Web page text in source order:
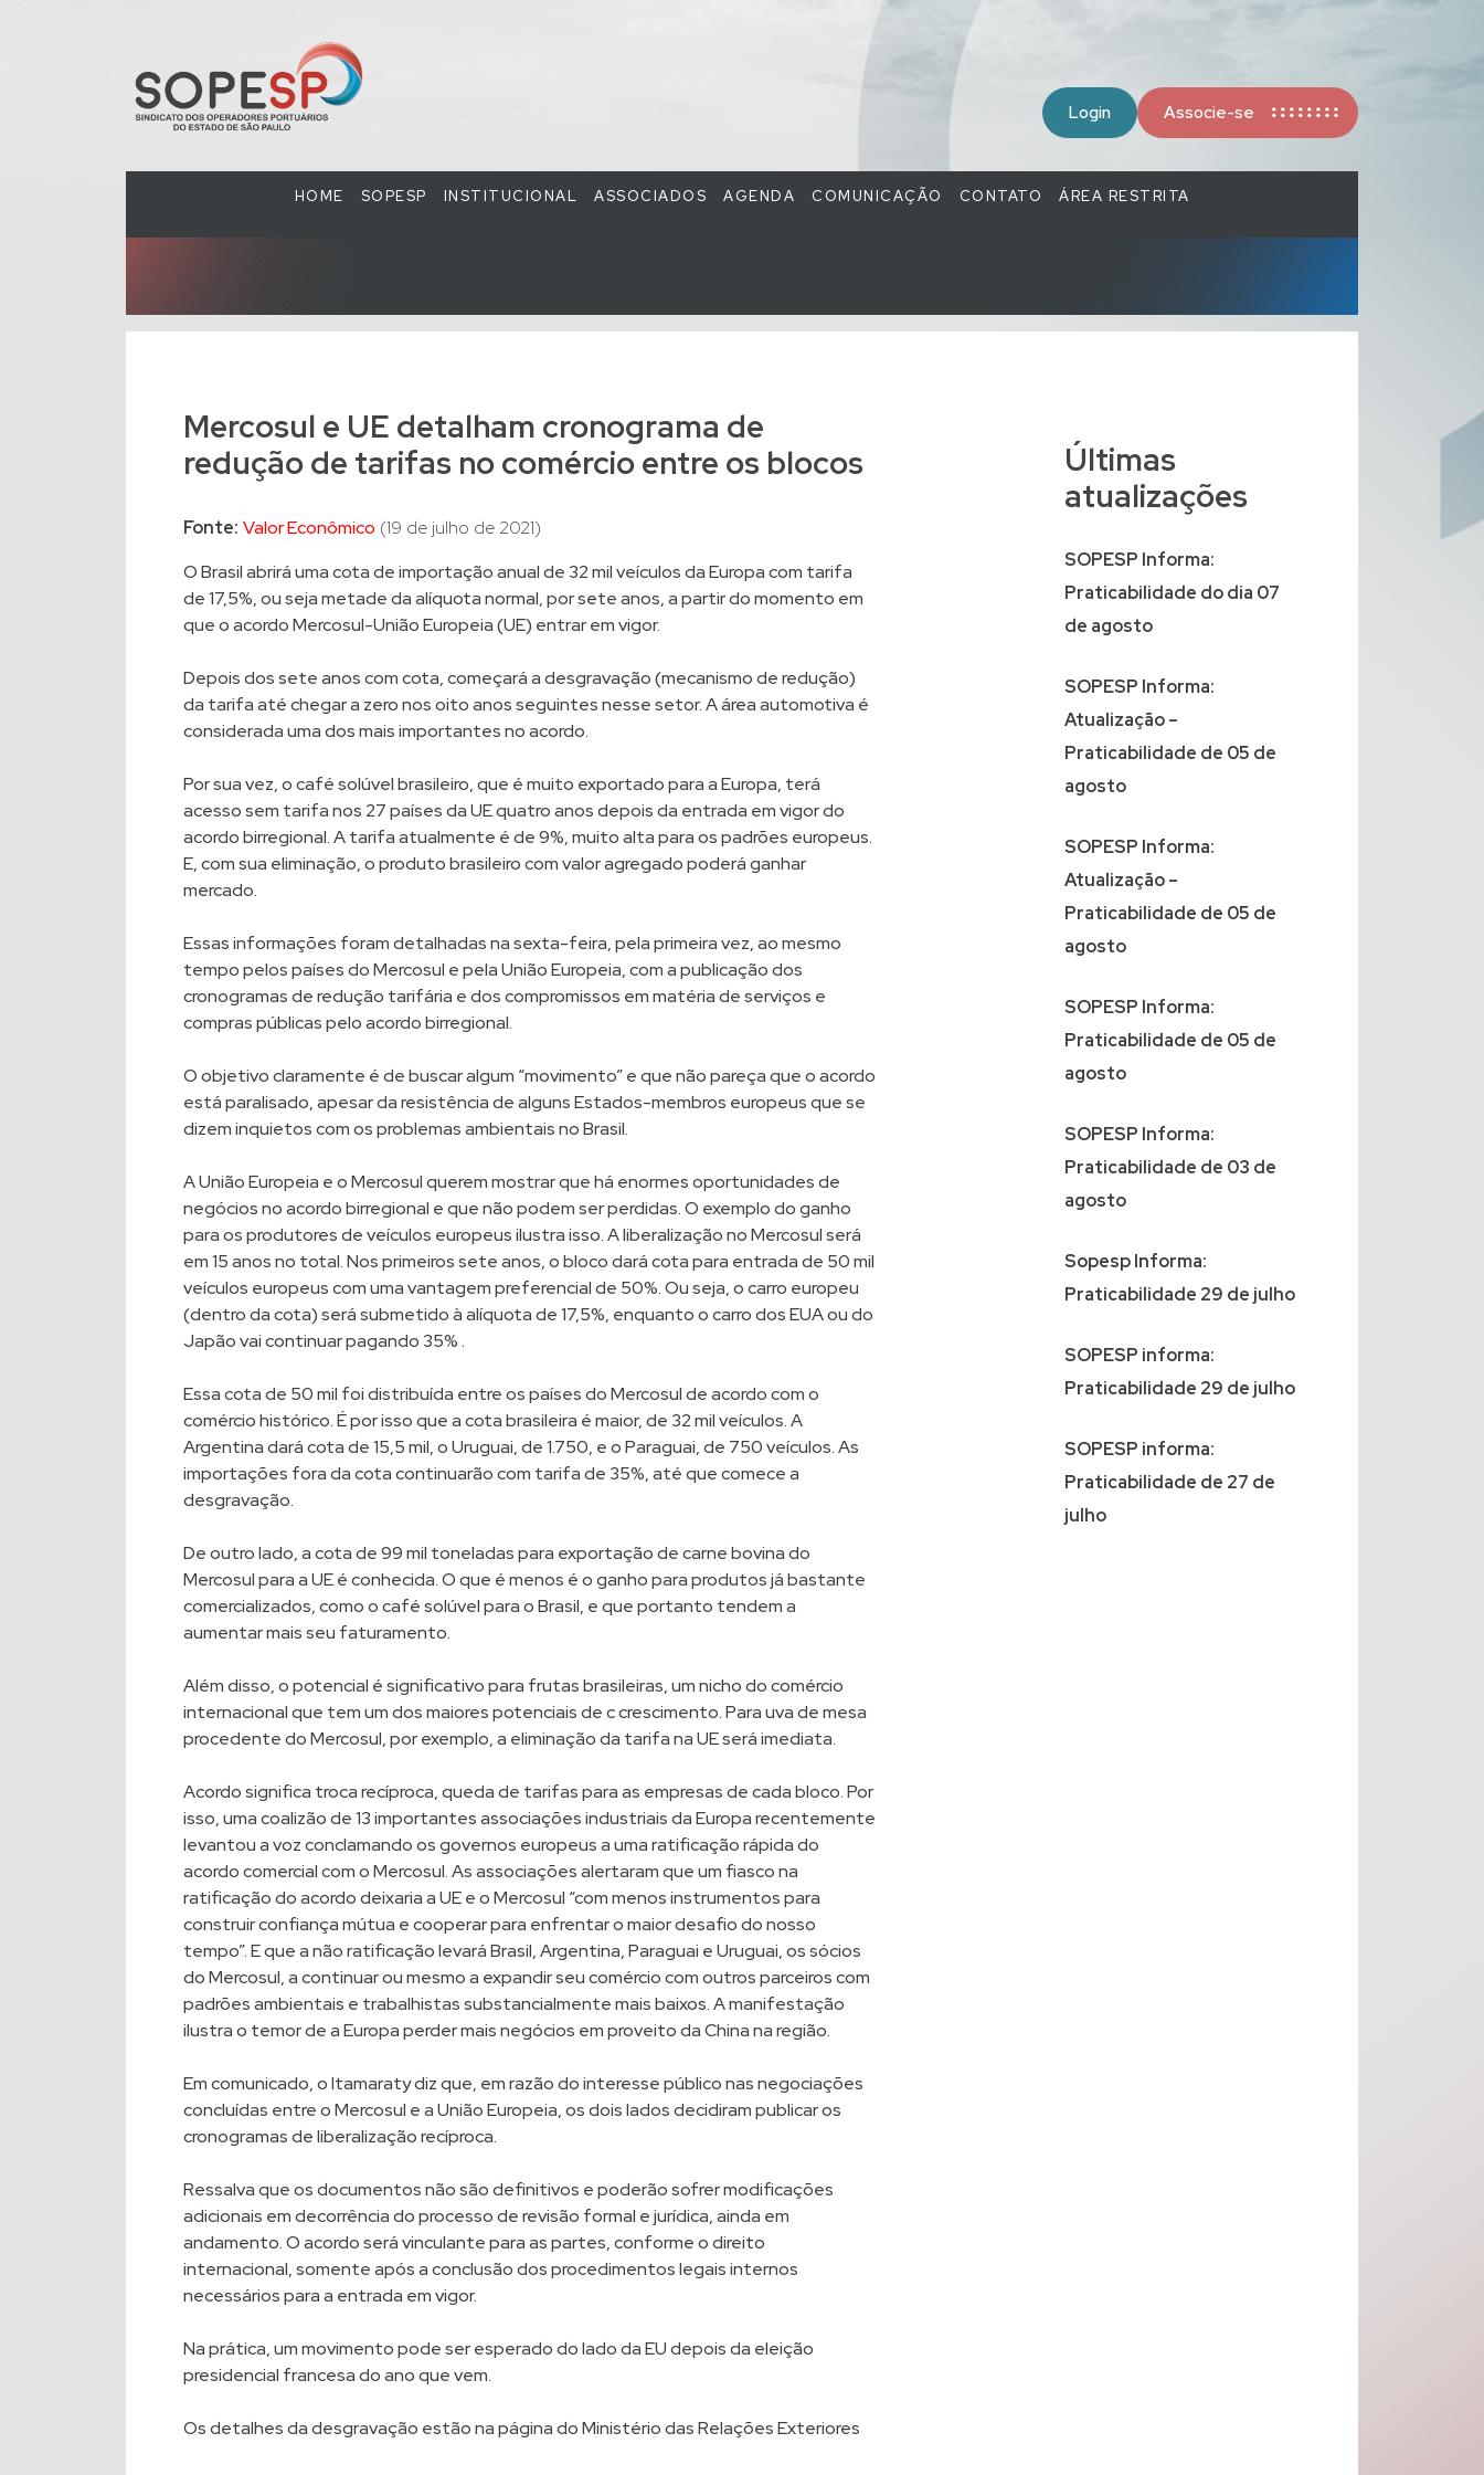
Login Associe-se
HOME SOPESP INSTITUCIONAL ASSOCIADOS AGENDA COMUNICAÇÃO CONTATO ÁREA RESTRITA
Mercosul e UE detalham cronograma de
redução de tarifas no comércio entre os blocos
Fonte: Valor Econômico (19 de julho de 2021)
O Brasil abrirá uma cota de importação anual de 32 mil veículos da Europa com tarifa
de 17,5%, ou seja metade da alíquota normal, por sete anos, a partir do momento em
que o acordo Mercosul-União Europeia (UE) entrar em vigor.
Depois dos sete anos com cota, começará a desgravação (mecanismo de redução)
da tarifa até chegar a zero nos oito anos seguintes nesse setor. A área automotiva é
considerada uma dos mais importantes no acordo.
Por sua vez, o café solúvel brasileiro, que é muito exportado para a Europa, terá
acesso sem tarifa nos 27 países da UE quatro anos depois da entrada em vigor do
acordo birregional. A tarifa atualmente é de 9%, muito alta para os padrões europeus.
E, com sua eliminação, o produto brasileiro com valor agregado poderá ganhar
mercado.
Essas informações foram detalhadas na sexta-feira, pela primeira vez, ao mesmo
tempo pelos países do Mercosul e pela União Europeia, com a publicação dos
cronogramas de redução tarifária e dos compromissos em matéria de serviços e
compras públicas pelo acordo birregional.
O objetivo claramente é de buscar algum “movimento” e que não pareça que o acordo
está paralisado, apesar da resistência de alguns Estados-membros europeus que se
dizem inquietos com os problemas ambientais no Brasil.
A União Europeia e o Mercosul querem mostrar que há enormes oportunidades de
negócios no acordo birregional e que não podem ser perdidas. O exemplo do ganho
para os produtores de veículos europeus ilustra isso. A liberalização no Mercosul será
em 15 anos no total. Nos primeiros sete anos, o bloco dará cota para entrada de 50 mil
veículos europeus com uma vantagem preferencial de 50%. Ou seja, o carro europeu
(dentro da cota) será submetido à alíquota de 17,5%, enquanto o carro dos EUA ou do
Japão vai continuar pagando 35% .
Essa cota de 50 mil foi distribuída entre os países do Mercosul de acordo com o
comércio histórico. É por isso que a cota brasileira é maior, de 32 mil veículos. A
Argentina dará cota de 15,5 mil, o Uruguai, de 1.750, e o Paraguai, de 750 veículos. As
importações fora da cota continuarão com tarifa de 35%, até que comece a
desgravação.
De outro lado, a cota de 99 mil toneladas para exportação de carne bovina do
Mercosul para a UE é conhecida. O que é menos é o ganho para produtos já bastante
comercializados, como o café solúvel para o Brasil, e que portanto tendem a
aumentar mais seu faturamento.
Além disso, o potencial é significativo para frutas brasileiras, um nicho do comércio
internacional que tem um dos maiores potenciais de c crescimento. Para uva de mesa
procedente do Mercosul, por exemplo, a eliminação da tarifa na UE será imediata.
Acordo significa troca recíproca, queda de tarifas para as empresas de cada bloco. Por
isso, uma coalizão de 13 importantes associações industriais da Europa recentemente
levantou a voz conclamando os governos europeus a uma ratificação rápida do
acordo comercial com o Mercosul. As associações alertaram que um fiasco na
ratificação do acordo deixaria a UE e o Mercosul “com menos instrumentos para
construir confiança mútua e cooperar para enfrentar o maior desafio do nosso
tempo”. E que a não ratificação levará Brasil, Argentina, Paraguai e Uruguai, os sócios
do Mercosul, a continuar ou mesmo a expandir seu comércio com outros parceiros com
padrões ambientais e trabalhistas substancialmente mais baixos. A manifestação
ilustra o temor de a Europa perder mais negócios em proveito da China na região.
Em comunicado, o Itamaraty diz que, em razão do interesse público nas negociações
concluídas entre o Mercosul e a União Europeia, os dois lados decidiram publicar os
cronogramas de liberalização recíproca.
Ressalva que os documentos não são definitivos e poderão sofrer modificações
adicionais em decorrência do processo de revisão formal e jurídica, ainda em
andamento. O acordo será vinculante para as partes, conforme o direito
internacional, somente após a conclusão dos procedimentos legais internos
necessários para a entrada em vigor.
Na prática, um movimento pode ser esperado do lado da EU depois da eleição
presidencial francesa do ano que vem.
Os detalhes da desgravação estão na página do Ministério das Relações Exteriores
Últimas
atualizações
SOPESP Informa:
Praticabilidade do dia 07
de agosto
SOPESP Informa:
Atualização –
Praticabilidade de 05 de
agosto
SOPESP Informa:
Atualização –
Praticabilidade de 05 de
agosto
SOPESP Informa:
Praticabilidade de 05 de
agosto
SOPESP Informa:
Praticabilidade de 03 de
agosto
Sopesp Informa:
Praticabilidade 29 de julho
SOPESP informa:
Praticabilidade 29 de julho
SOPESP informa:
Praticabilidade de 27 de
julho